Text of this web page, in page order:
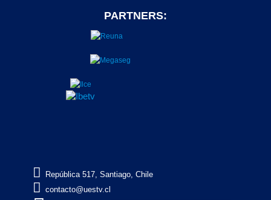
PARTNERS:
 República 517, Santiago, Chile
 contacto@uestv.cl